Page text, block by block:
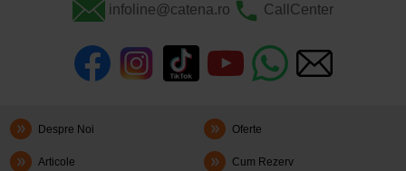
infoline@catena.ro CallCenter
Despre Noi Oferte
Articole Cum Rezerv